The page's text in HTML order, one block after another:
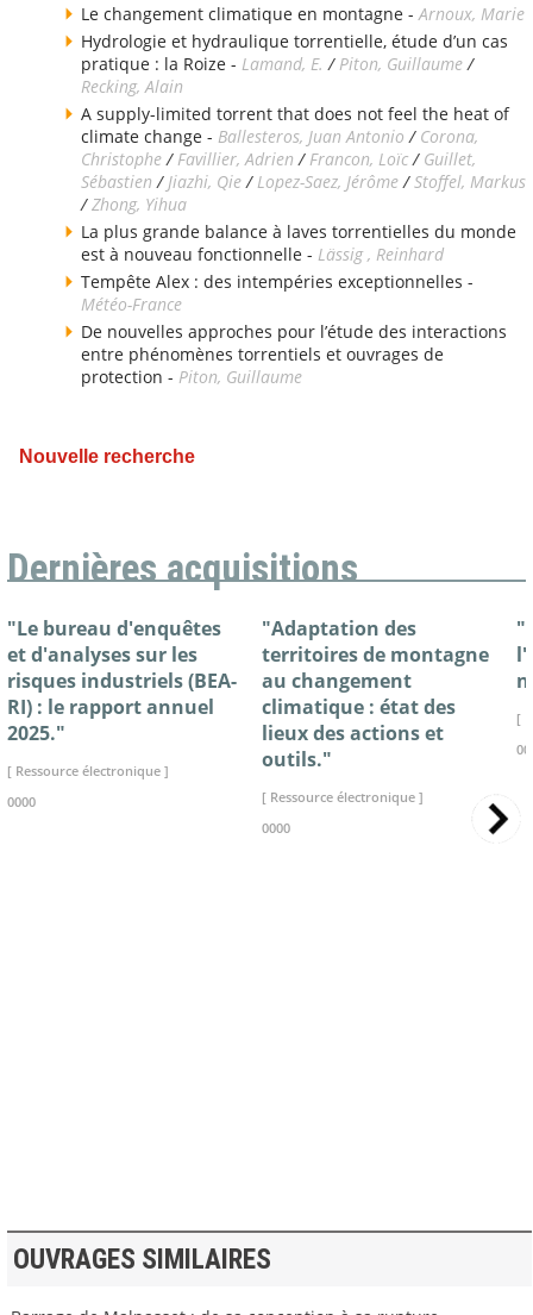
Le changement climatique en montagne -Arnoux, Marie
Hydrologie et hydraulique torrentielle, étude d’un cas
pratique : la Roize - Lamand, E. / Piton, Guillaume/
Recking, Alain
A supply-limited torrent that does not feel the heat of
climate change - Ballesteros, Juan Antonio / Corona,
Christophe/ Favillier, Adrien / Francon, Loïc/ Guillet,
Sébastien / Jiazhi, Qie/ Lopez-Saez, Jérôme/Stoffel, Markus
/Zhong, Yihua
La plus grande balance à laves torrentielles du monde
est à nouveau fonctionnelle - Lässig , Reinhard
Tempête Alex : des intempéries exceptionnelles -
Météo-France
De nouvelles approches pour l’étude des interactions
entre phénomènes torrentiels et ouvrages de
protection - Piton, Guillaume
Nouvelle recherche
Dernières acquisitions
"Le bureau d'enquêtes
et d'analyses sur les
risques industriels (BEA-
RI) : le rapport annuel
2025."
[ Ressource électronique ]
0000
"Adaptation des
territoires de montagne
au changement
climatique : état des
lieux des actions et
outils."
[ Ressource électronique ]
0000
[
OUVRAGES SIMILAIRES